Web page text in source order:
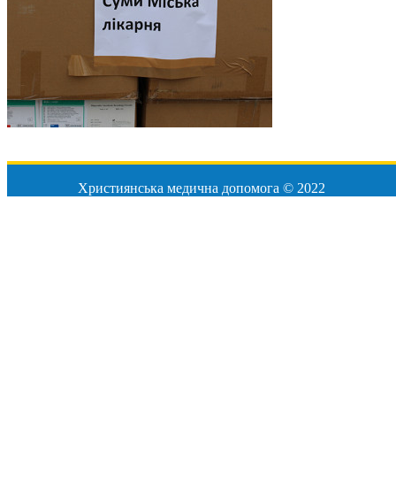
Християнська медична допомога © 2022